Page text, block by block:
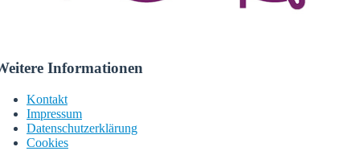
Informationen
Kontakt
Impressum
Datenschutzerklärung
Cookies